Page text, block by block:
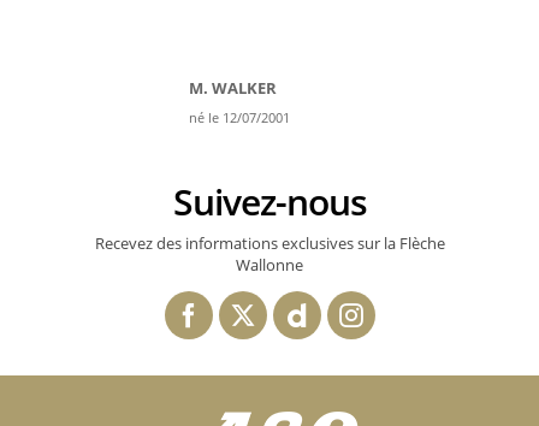
M. WALKER
né le 12/07/2001
Suivez-nous
Recevez des informations exclusives sur la Flèche
Wallonne